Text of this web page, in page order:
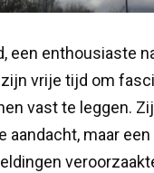
een enthousiaste
vrije tijd om
vast te leggen.
aandacht, maar